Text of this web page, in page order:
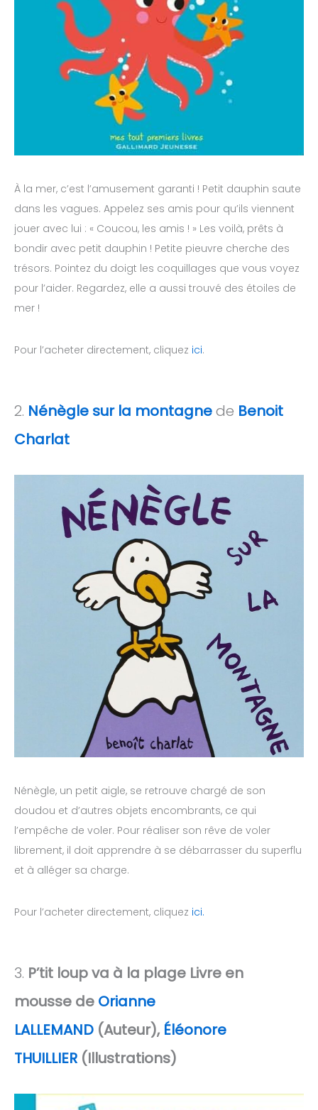
À la mer, c’est l’amusement garanti ! Petit dauphin saute
dans les vagues. Appelez ses amis pour qu’ils viennent
jouer avec lui : « Coucou, les amis ! » Les voilà, prêts à
bondir avec petit dauphin ! Petite pieuvre cherche des
trésors. Pointez du doigt les coquillages que vous voyez
pour l’aider. Regardez, elle a aussi trouvé des étoiles de
mer !
Pour l’acheter directement, cliquez ici.
2. Nénègle sur la montagnede Benoit
Charlat
Nénègle, un petit aigle, se retrouve chargé de son
doudou et d’autres objets encombrants, ce qui
l’empêche de voler. Pour réaliser son rêve de voler
librement, il doit apprendre à se débarrasser du superflu
et à alléger sa charge.
Pour l’acheter directement, cliquez ici.
3. P’tit loup va à la plage Livre en
mousse de Orianne
LALLEMAND (Auteur), Éléonore
THUILLIER (Illustrations)